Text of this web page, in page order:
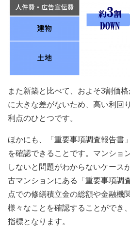
また新築と比べて、およそ3割価
に大きな差がないため、高い利回
利点のひとつです。
ほかにも、「重要事項調査報告書
を確認できることです。マンショ
しないと問題がわからないケース
古マンションにある「重要事項調
点での修繕積立金の総額や金融機
様々なことを確認することができ
指標となります。